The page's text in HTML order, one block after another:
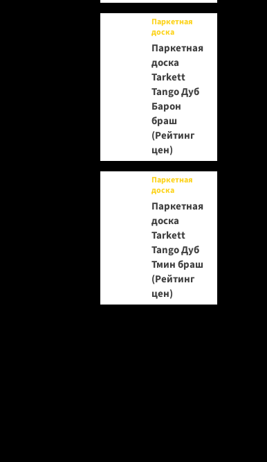
Паркетная
доска
Паркетная
доска
Tarkett
Tango Дуб
Барон
браш
(Рейтинг
цен)
Паркетная
доска
Паркетная
доска
Tarkett
Tango Дуб
Тмин браш
(Рейтинг
цен)